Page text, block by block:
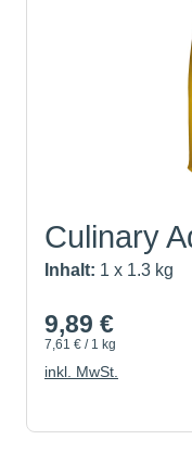
Culinary
Inhalt: 1 x 1.3 kg
9,89 €
7,61 € / 1 kg
inkl. MwSt.